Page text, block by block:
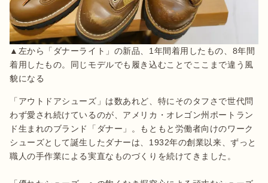
▲左から「ダナーライト」の新品、1年間着用したもの、8年間
着用したもの。同じモデルでも履き込むことでここまで違う風
貌になる
「アウトドアシューズ」は数あれど、特にそのタフさで世代問
わず愛され続けているのが、アメリカ・オレゴン州ポートラン
ド生まれのブランド「ダナー」。もともと労働者向けのワーク
シューズとして誕生したダナーは、1932年の創業以来、ずっと
職人の手作業による実直なものづくりを続けてきました。